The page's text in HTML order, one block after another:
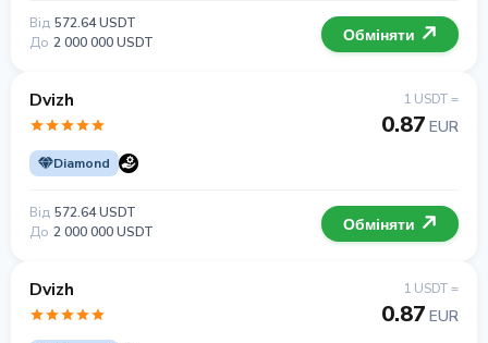
Від 572.64 USDT
До 2 000 000 USDT Обміняти
Dvizh
Diamond
1 USDT =
0.87 EUR
Від 572.64 USDT
До 2 000 000 USDT Обміняти
Dvizh 1 USDT =
0.87 EUR